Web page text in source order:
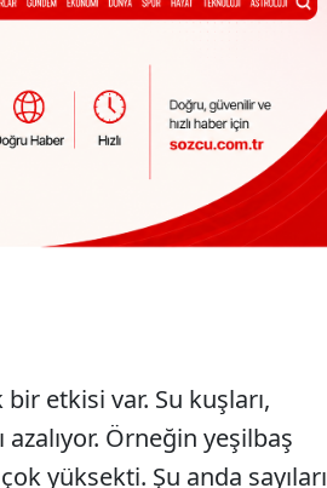
etkisi var. Su kuşları,
Örneğin yeşilbaş
yüksekti. Şu anda sayıları